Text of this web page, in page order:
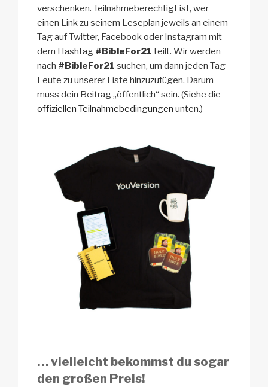
verschenken. Teilnahmeberechtigt ist, wer
einen Link zu seinem Leseplan jeweils an einem
Tag auf Twitter, Facebook oder Instagram mit
dem Hashtag #BibleFor21 teilt. Wir werden
nach #BibleFor21 suchen, um dann jeden Tag
Leute zu unserer Liste hinzuzufügen. Darum
muss dein Beitrag „öffentlich“ sein. (Siehe die
offiziellen Teilnahmebedingungen unten.)
… vielleicht bekommst du sogar
den großen Preis!